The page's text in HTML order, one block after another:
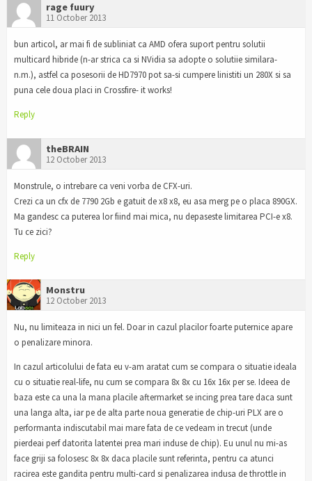
rage fuury
11 October 2013
bun articol, ar mai fi de subliniat ca AMD ofera suport pentru solutii
multicard hibride (n-ar strica ca si NVidia sa adopte o solutiie similara-
n.m.), astfel ca posesorii de HD7970 pot sa-si cumpere linistiti un 280X si sa
puna cele doua placi in Crossfire- it works!
Reply
theBRAIN
12 October 2013
Monstrule, o intrebare ca veni vorba de CFX-uri.
Crezi ca un cfx de 7790 2Gb e gatuit de x8 x8, eu asa merg pe o placa 890GX.
Ma gandesc ca puterea lor fiind mai mica, nu depaseste limitarea PCI-e x8.
Tu ce zici?
Reply
Monstru
12 October 2013
Nu, nu limiteaza in nici un fel. Doar in cazul placilor foarte puternice apare
o penalizare minora.
In cazul articolului de fata eu v-am aratat cum se compara o situatie ideala
cu o situatie real-life, nu cum se compara 8x 8x cu 16x 16x per se. Ideea de
baza este ca una la mana placile aftermarket se incing prea tare daca sunt
una langa alta, iar pe de alta parte noua generatie de chip-uri PLX are o
performanta indiscutabil mai mare fata de ce vedeam in trecut (unde
pierdeai perf datorita latentei prea mari induse de chip). Eu unul nu mi-as
face griji sa folosesc 8x 8x daca placile sunt referinta, pentru ca atunci
racirea este gandita pentru multi-card si penalizarea indusa de throttle in